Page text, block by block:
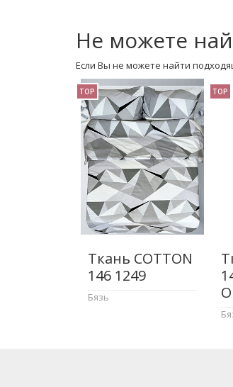
Не можете
Если Вы не можете найти
TOP
Ткань COTTON
146 1249
Бязь
TOP